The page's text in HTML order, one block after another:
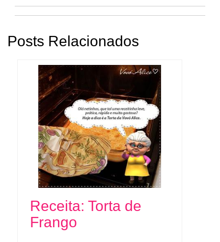
Posts Relacionados
Receita: Torta de
Frango